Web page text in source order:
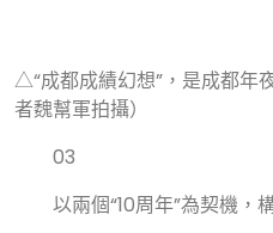
△“成都成績幻想”，是成都年
者魏幫軍拍攝）
03
以兩個“10周年”為契機，